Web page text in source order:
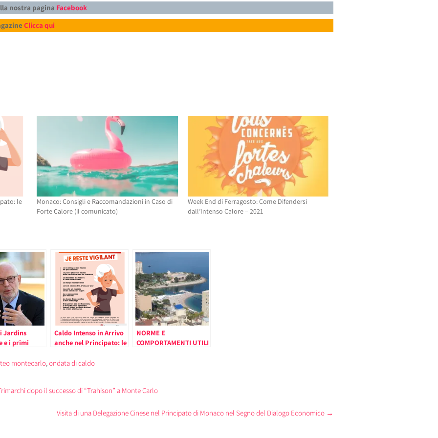
nostra pagina Facebook
Clicca qui
le
Monaco: Consigli e Raccomandazioni in Caso di
Forte Calore (il comunicato)
Week End di Ferragosto: Come Difendersi
dall’Intenso Calore – 2021
Jardins
e i primi
i temi del
Caldo Intenso in Arrivo
anche nel Principato: le
Proteggersi
NORME E
COMPORTAMENTI UTILI
montecarlo,ondata di caldo
dopo il successo di “Trahison” a Monte Carlo
Visita di una Delegazione Cinese nel Principato di Monaco nel Segno del Dialogo Economico →